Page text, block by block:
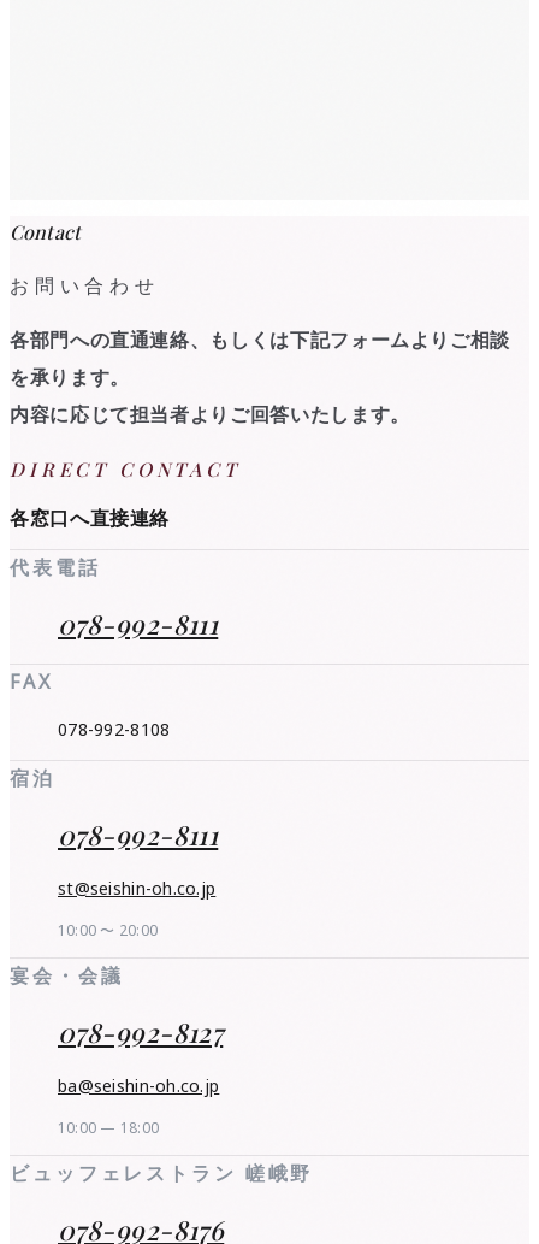
Contact
お問い合わせ
各部門への直通連絡、もしくは下記フォームよりご相談
を承ります。
内容に応じて担当者よりご回答いたします。
DIRECT CONTACT
各窓口へ直接連絡
代表電話
078-992-8111
FAX
078-992-8108
宿泊
078-992-8111
st@seishin-oh.co.jp
10:00 〜 20:00
宴会・会議
078-992-8127
ba@seishin-oh.co.jp
10:00 — 18:00
ビュッフェレストラン 嵯峨野
078-992-8176